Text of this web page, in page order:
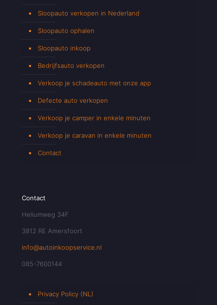
Sloopauto verkopen in Nederland
Sloopauto ophalen
Sloopauto inkoop
Bedrijfsauto verkopen
Verkoop je schadeauto met onze app
Defecte auto verkopen
Verkoop je camper in enkele minuten
Verkoop je caravan in enkele minuten
Contact
Contact
Heliumweg 34F
3812 RE Amersfoort
info@autoinkoopservice.nl
085-7600144
Privacy Policy (NL)